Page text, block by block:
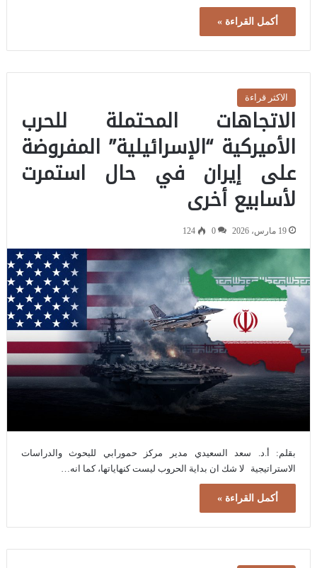
أكمل القراءة »
الاكثر قراءة
الاتجاهات المحتملة للحرب
الأميركية “الإسرائيلية” المفروضة
على إيران في حال استمرت
لأسابيع أخرى
19 مارس، 2026 0
124
بقلم: أ.د. سعد السعيدي مدير مركز حمورابي للبحوث والدراسات
الاستراتيجية لا شك ان بداية الحروب ليست كنهاياتها، كما انه…
أكمل القراءة »